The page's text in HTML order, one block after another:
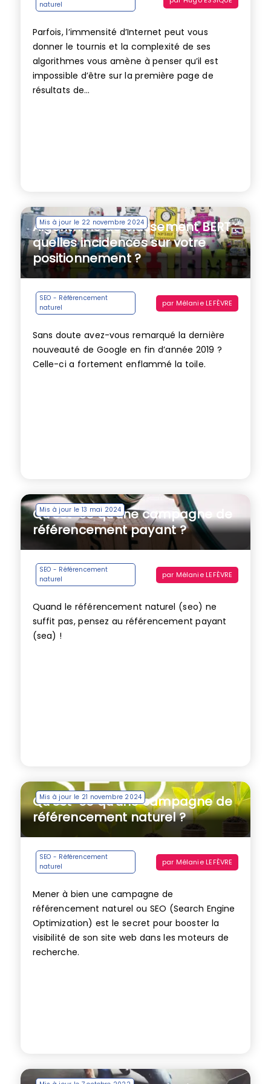
naturel
Parfois, l’immensité d’Internet peut vous
donner le tournis et la complexité de ses
algorithmes vous amène à penser qu’il est
impossible d’être sur la première page de
résultats de...
Mis à jour le 22 novembre 2024
Algorithme de classement BERT :
quelles incidences sur votre
positionnement ?
SEO - Référencement
naturel
par Mélanie LEFÈVRE
Sans doute avez-vous remarqué la dernière
nouveauté de Google en fin d’année 2019 ?
Celle-ci a fortement enflammé la toile.
Mis à jour le 13 mai 2024
Qu’est-ce qu’une campagne de
référencement payant ?
SEO - Référencement
naturel
par Mélanie LEFÈVRE
Quand le référencement naturel (seo) ne
suffit pas, pensez au référencement payant
(sea) !
Mis à jour le 21 novembre 2024
Qu’est-ce qu’une campagne de
référencement naturel ?
SEO - Référencement
naturel
par Mélanie LEFÈVRE
Mener à bien une campagne de
référencement naturel ou SEO (Search Engine
Optimization) est le secret pour booster la
visibilité de son site web dans les moteurs de
recherche.